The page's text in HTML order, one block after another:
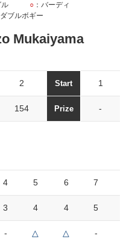
Mukaiyama
ル ○ ：バーディ
ブルボギー
2 Start 1
154 Prize -
4 5 6 7
3 4 4 5
- △ △ -